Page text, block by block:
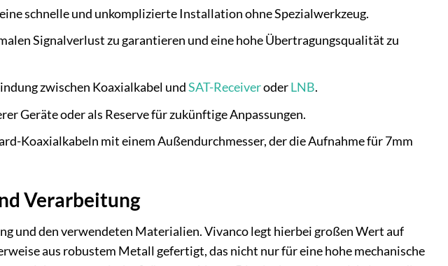
schnelle und unkomplizierte Installation ohne Spezialwerkzeug.
Signalverlust zu garantieren und eine hohe Übertragungsqualität zu
zwischen Koaxialkabel undSAT-ReceiveroderLNB.
Geräte oder als Reserve für zukünftige Anpassungen.
Koaxialkabeln mit einem Außendurchmesser, der die Aufnahme für 7mm
Verarbeitung
und den verwendeten Materialien. Vivanco legt hierbei großen Wert auf
aus robustem Metall gefertigt, das nicht nur für eine hohe mechanische